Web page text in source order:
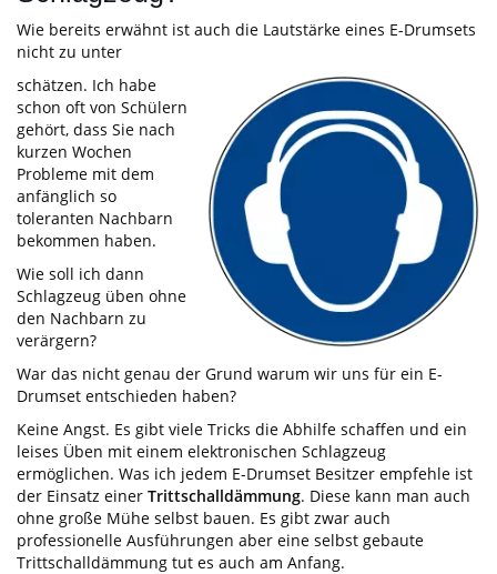
Wie bereits erwähnt ist auch die Lautstärke eines E-Drumsets
nicht zu unter
schätzen. Ich habe
schon oft von Schülern
gehört, dass Sie nach
kurzen Wochen
Probleme mit dem
anfänglich so
toleranten Nachbarn
bekommen haben.
Wie soll ich dann
Schlagzeug üben ohne
den Nachbarn zu
verärgern?
War das nicht genau der Grund warum wir uns für ein E-
Drumset entschieden haben?
Keine Angst. Es gibt viele Tricks die Abhilfe schaffen und ein
leises Üben mit einem elektronischen Schlagzeug
ermöglichen. Was ich jedem E-Drumset Besitzer empfehle ist
der Einsatz einer Trittschalldämmung. Diese kann man auch
ohne große Mühe selbst bauen. Es gibt zwar auch
professionelle Ausführungen aber eine selbst gebaute
Trittschalldämmung tut es auch am Anfang.